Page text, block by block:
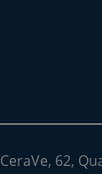
62,